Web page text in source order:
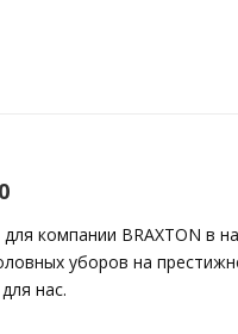
компании BRAXTON в
уборов на
нас.